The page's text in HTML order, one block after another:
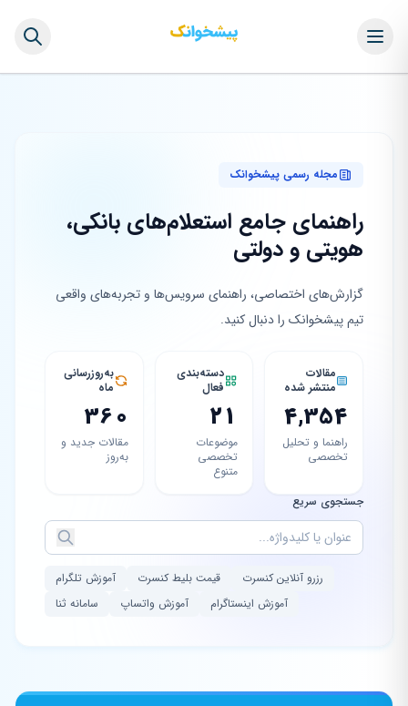
مجله رسمی پیشخوانک
راهنمای جامع استعلام‌های بانکی،
هویتی و دولتی
گزارش‌های اختصاصی، راهنمای سرویس‌ها و تجربه‌های واقعی
تیم پیشخوانک را دنبال کنید.
مقالات
منتشر شده
4,354
راهنما و تحلیل
تخصصی
دسته‌بندی
فعال
21
موضوعات
تخصصی
متنوع
به‌روزرسانی
ماه
360
مقالات جدید و
به‌روز
جستجوی سریع
رزرو آنلاین کنسرت قیمت بلیط کنسرت
آموزش تلگرام
آموزش اینستاگرام
آموزش واتساپ سامانه ثنا